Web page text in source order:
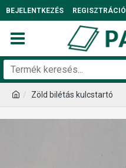
BEJELENTKEZÉS REGISZTRÁCIÓ
Zöld bilétás kulcstartó